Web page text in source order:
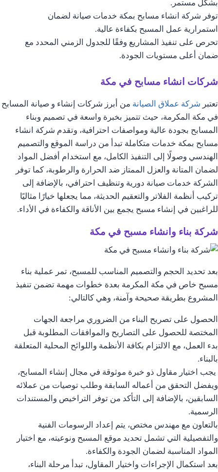
بشكل مستمر.
توفر شركة انشاء مسابح بمكة خدمات صيانة لضمان
استمرارية عمل المسبح بكفاءة عالية.
تحرص على تنفيذ المشاريع وفقًا للجدول الزمني المحدد مع
ضمان أعلى مستويات الجودة.
شركات انشاء مسابح في مكة
تعتبر شركة عملاق الصيانة من أبرز شركات إنشاء و صيانة المسابح
في مكة المكرمة، حيث تتميز بخبرة واسعة في تصميم وبناء
المسابح بجودة عالية ومواصفات احترافية، وتقدم شركة انشاء
مسابح بمكة خدمات متكاملة تبدأ من دراسة الموقع والتصميم
الهندسي وصولًا إلى التنفيذ الكامل، مع استخدام أفضل المواد
لضمان المتانة والعزل الممتاز ضد الحرارة والرطوبة، كما توفر
الشركة خدمات صيانة دورية وتنظيف احترافي، بالإضافة إلى
تركيب أنظمة الفلاتر والتعقيم الحديثة، مما يجعلها خيارًا مثاليًا
للراغبين في إنشاء مسبح يجمع بين الأناقة والكفاءة في الأداء.
شركة بناء وانشاء مسبح في مكة
بعد تحديد الحجم والتصميم المناسب للمسبح، تمر عملية بناء
مسبح خاص في مكة المكرمة بعدة خطوات مهمة تضمن تنفيذ
المشروع بطريقة صحيحة وآمنة، وهي كالتالي:
الحصول على تصريح البناء من الضروري مراجعة الجهات
المختصة للحصول على التصاريح والموافقات المطلوبة قبل
بدء العمل، مع الالتزام بكافة الأنظمة واللوائح المحلية المتعلقة
بالبناء.
يجب اختيار مقاول ذو خبرة موثوقة في مجال إنشاء المسابح،
ويفضل التحقق من أعماله السابقة وطلب توصيات من عملائه
السابقين، بالإضافة إلى التأكد من توفر التراخيص والمستندات
الرسمية.
بالتعاون مع مهندس مختص، يتم إعداد الرسومات الفنية
والتفصيلية التي تشمل تحديد موقع المسبح ونوعيته، مع اختيار
المواد المناسبة لضمان الجودة والكفاءة.
بعد استكمال الإجراءات واختيار المقاول، تبدأ مرحلة البناء،